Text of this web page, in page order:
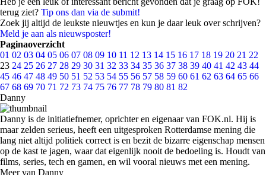
terug ziet? Tip ons dan via de submit!
Zoek jij altijd de leukste nieuwtjes en kun je daar leuk over schrijven?
Meld je aan als nieuwsposter!
Paginaoverzicht
01 02 03 04 05 06 07 08 09 10 11 12 13 14 15 16 17 18 19 20 21 22
23 24 25 26 27 28 29 30 31 32 33 34 35 36 37 38 39 40 41 42 43 44
45 46 47 48 49 50 51 52 53 54 55 56 57 58 59 60 61 62 63 64 65 66
67 68 69 70 71 72 73 74 75 76 77 78 79 80 81 82
Danny
Danny is de initiatiefnemer, oprichter en eigenaar van FOK.nl. Hij is
maar zelden serieus, heeft een uitgesproken Rotterdamse mening die
lang niet altijd politiek correct is en bezit de bizarre eigenschap mensen
op de kast te jagen, waar dat eigenlijk nooit de bedoeling is. Houdt van
films, series, tech en gamen, en wil vooral nieuws met een mening.
Meer van Danny